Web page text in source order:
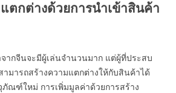
ตกต่างด้วยการนำเข้าสินค้า
ากจีนจะมีผู้เล่นจำนวนมาก แต่ผู้ที่ประสบ
ามารถสร้างความแตกต่างให้กับสินค้าได้
ภัณฑ์ใหม่ การเพิ่มมูลค่าด้วยการสร้าง